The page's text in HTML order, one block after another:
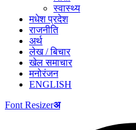
स्वास्थ्य
मधेश प्रदेश
राजनीति
अर्थ
लेख / बिचार
खेल समाचार
मनोरंजन
ENGLISH
Font Resizerअ